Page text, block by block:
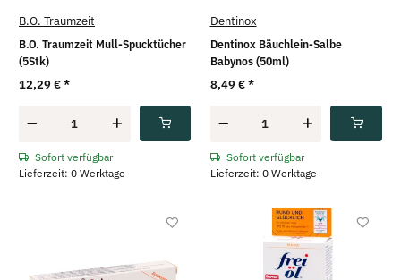
B.O. Traumzeit
B.O. Traumzeit Mull-Spucktücher
(5Stk)
12,29 €*
Sofort verfügbar
Lieferzeit: 0 Werktage
Dentinox
Dentinox Bäuchlein-Salbe
Babynos (50ml)
8,49 €*
Sofort verfügbar
Lieferzeit: 0 Werktage